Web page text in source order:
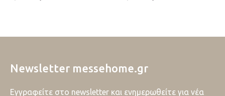
Newsletter messehome.gr
Εγγραφείτε στο newsletter και ενημερωθείτε για νέα